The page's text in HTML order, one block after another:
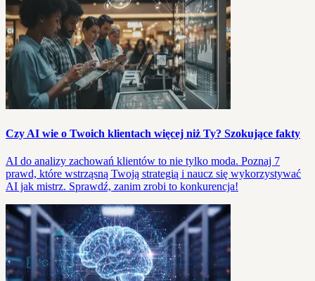
Czy AI wie o Twoich klientach więcej niż Ty? Szokujące fakty
AI do analizy zachowań klientów to nie tylko moda. Poznaj 7
prawd, które wstrząsną Twoją strategią i naucz się wykorzystywać
AI jak mistrz. Sprawdź, zanim zrobi to konkurencja!